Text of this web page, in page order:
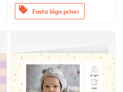
offers Fasta låga priser